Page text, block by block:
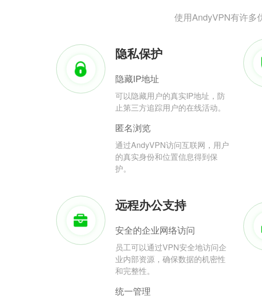
使用AndyVPN有许多
隐私保护
隐藏IP地址
可以隐藏用户的真实IP地址，防
止第三方追踪用户的在线活动。
匿名浏览
通过AndyVPN访问互联网，用户
的真实身份和位置信息得到保
护。
远程办公支持
安全的企业网络访问
员工可以通过VPN安全地访问企
业内部资源，确保数据的机密性
和完整性。
统一管理